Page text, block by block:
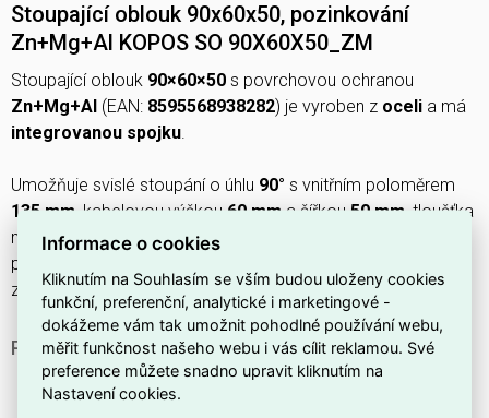
Stoupající oblouk 90x60x50, pozinkování
Zn+Mg+Al KOPOS SO 90X60X50_ZM
Stoupající oblouk 90×60×50 s povrchovou ochranou
Zn+Mg+Al (EAN: 8595568938282) je vyroben z oceli a má
integrovanou spojku.
Umožňuje svislé stoupání o úhlu 90° s vnitřním poloměrem
135 mm , kabelovou výškou 60 mm a šířkou 50 mm , tloušťka
materiálu0,75 mm;vhodný pro celistvost obvodu
perforace boční stěny ani spodní perforace a bez krytu (není
z nerezové oceli).
PROČ SI VYBRAT TENTO STOUPAJÍCÍ OBLOUK?
Je vyroben zoceli, která zajišťuje pevnost a odolnost
konstrukce.
Informace o cookies
Kliknutím na Souhlasím se vším budou uloženy cookies
funkční, preferenční, analytické i marketingové -
dokážeme vám tak umožnit pohodlné používání webu,
měřit funkčnost našeho webu i vás cílit reklamou. Své
preference můžete snadno upravit kliknutím na
Nastavení cookies.